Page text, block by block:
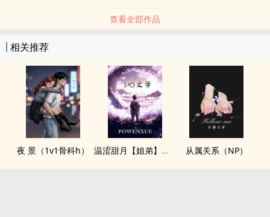
查看全部作品
相关推荐
夜 景（1v1骨科h） 温涩甜月【姐弟】【1v1】 从属关系（NP）